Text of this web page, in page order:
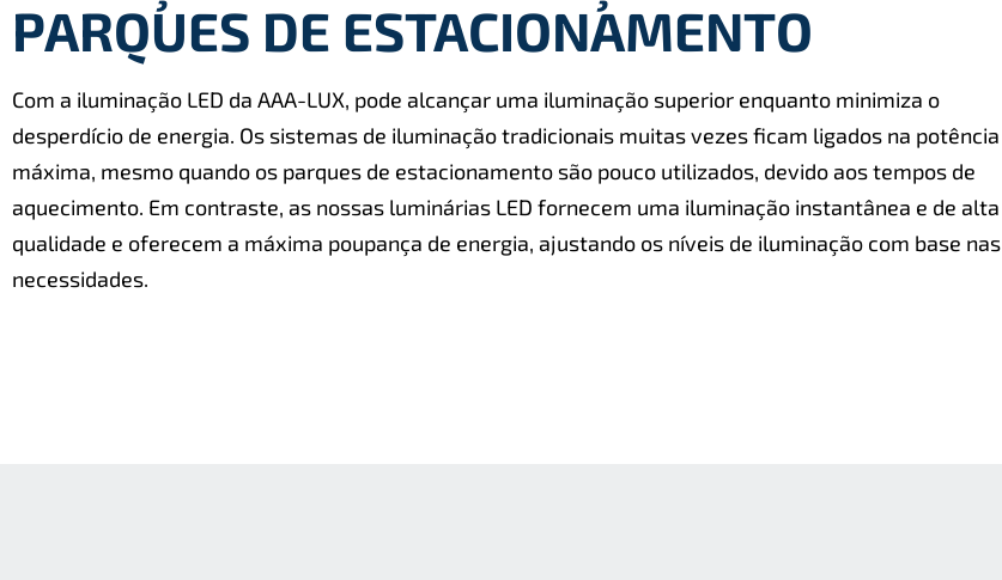
PARQUES DE ESTACIONAMENTO
Com a iluminação LED da AAA-LUX, pode alcançar uma iluminação superior enquanto minimiza o
desperdício de energia. Os sistemas de iluminação tradicionais muitas vezes ﬁcam ligados na potência
máxima, mesmo quando os parques de estacionamento são pouco utilizados, devido aos tempos de
aquecimento. Em contraste, as nossas luminárias LED fornecem uma iluminação instantânea e de alta
qualidade e oferecem a máxima poupança de energia, ajustando os níveis de iluminação com base nas
necessidades.